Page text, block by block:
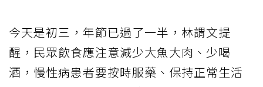
今天是初三，年節已過了一半，林謂文提
醒，民眾飲食應注意減少大魚大肉、少喝
酒，慢性病患者要按時服藥、保持正常生活